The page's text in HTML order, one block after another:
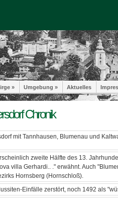
» Umgebung » Aktuelles
Chronik
mit Tannhausen, Blumenau und
zweite Hälfte des 13.
villa Gerhardi.. ." erwähnt. Auch
Hornsberg (Hornschloß).
Einfälle zerstört, noch 1492 als